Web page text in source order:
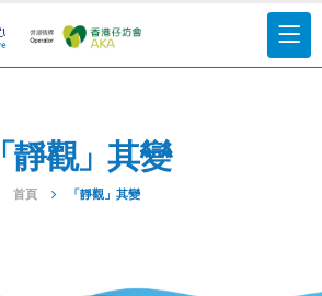
「靜觀」其變
首頁 「靜觀」其變